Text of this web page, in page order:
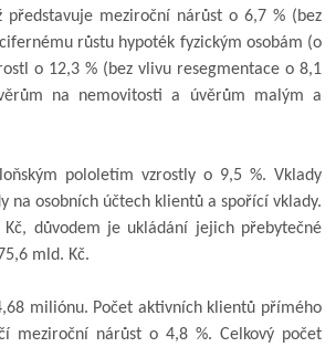
představuje meziroční nárůst o 6,7 % (bez
růstu hypoték fyzickým osobám (o
o 12,3 % (bez vlivu resegmentace o 8,1
na nemovitosti a úvěrům malým a
pololetím vzrostly o 9,5 %. Vklady
na osobních účtech klientů a spořící vklady.
důvodem je ukládání jejich přebytečné
mld. Kč.
miliónu. Počet aktivních klientů přímého
meziroční nárůst o 4,8 %. Celkový počet